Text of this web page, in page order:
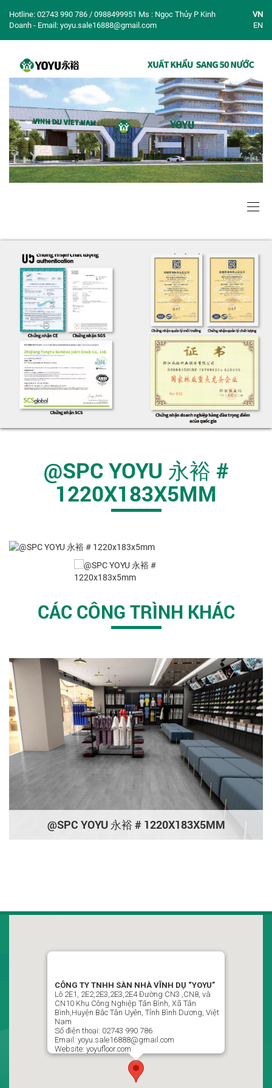
Hotline: 02743 990 786 / 0988499951 Ms : Ngọc Thủy P Kinh
Doanh - Email: yoyu.sale16888@gmail.com
VN
EN
@SPC YOYU 永裕 #
1220X183X5MM
CÁC CÔNG TRÌNH KHÁC
@SPC YOYU 永裕 # 1220X183X5MM
“YOYU”
Phường Vĩnh Tân , Thành Phố Hồ Chí Minh, Việt Nam
02743 990 786 / 0988499951 Ms : Ngọc Thủy P Kinh Doanh
yoyu.sale16888@gmail.com
Theo dõi chúng tôi trên
CÔNG TY TNHH SÀN NHÀ VĨNH DỤ “YOYU”
Lô 2E1, 2E2,2E3,2E3,2E4 Đường CN3 ,CN8, và
CN10 Khu Công Nghiệp Tân Bình, Xã Tân
Bình,Huyện Bắc Tân Uyên, Tỉnh Bình Dương, Việt
Nam
Số điện thoại: 02743 990 786
Email: yoyu.sale16888@gmail.com
Website: yoyufloor.com